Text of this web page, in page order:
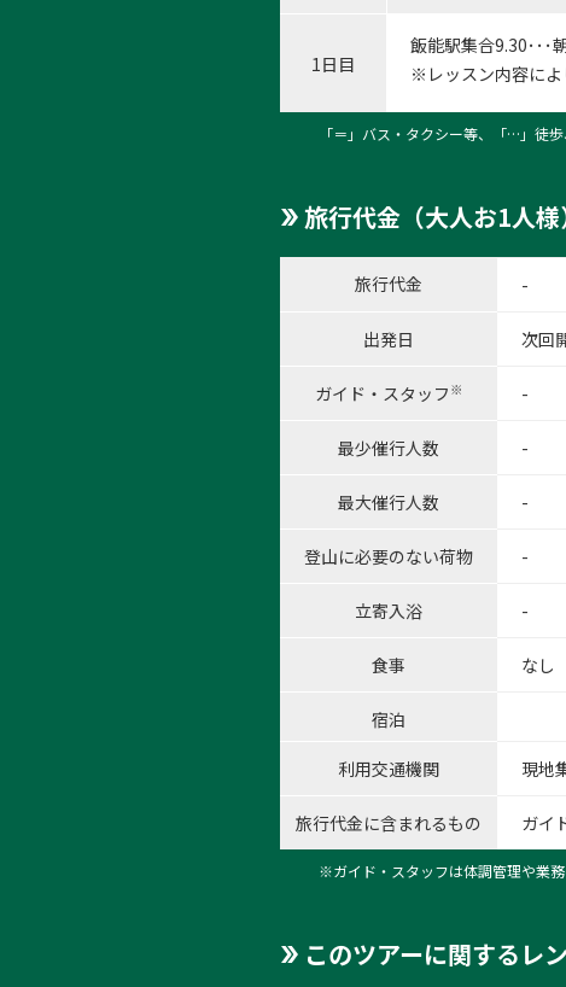
1日目
飯能駅集合9.30･･･
※レッスン内容によ
「＝」バス・タクシー等、「…」徒
旅行代金（大人お1人
旅行代金 -
出発日 次回
ガイド・スタッフ ※ -
最少催行人数 -
最大催行人数 -
登山に必要のない荷物 -
立寄入浴 -
食事 なし
宿泊
利用交通機関 現地
旅行代金に含まれるもの ガイ
※ガイド・スタッフは体調管理や業
このツアーに関するレ
1/2